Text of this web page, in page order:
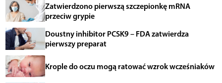
Zatwierdzono pierwszą szczepionkę mRNA
przeciw grypie
Doustny inhibitor PCSK9 – FDA zatwierdza
pierwszy preparat
Krople do oczu mogą ratować wzrok wcześniaków